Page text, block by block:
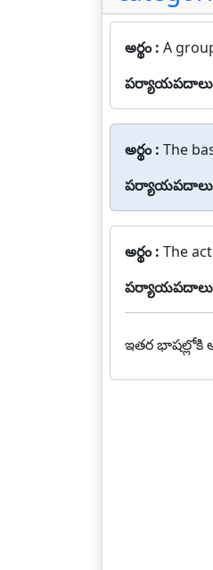
అర్థం : A
పర్యాయపదాలు
అర్థం : The
పర్యాయపదాలు
అర్థం : The
పర్యాయపదాలు
ఇతర భాషల్లోకి